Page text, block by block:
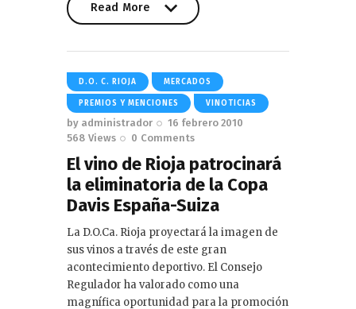
Read More
D.O. C. RIOJA MERCADOS
PREMIOS Y MENCIONES VINOTICIAS
by administrador
16 febrero 2010
568 Views 0 Comments
El vino de Rioja patrocinará
la eliminatoria de la Copa
Davis España-Suiza
La D.O.Ca. Rioja proyectará la imagen de
sus vinos a través de este gran
acontecimiento deportivo. El Consejo
Regulador ha valorado como una
magnífica oportunidad para la promoción